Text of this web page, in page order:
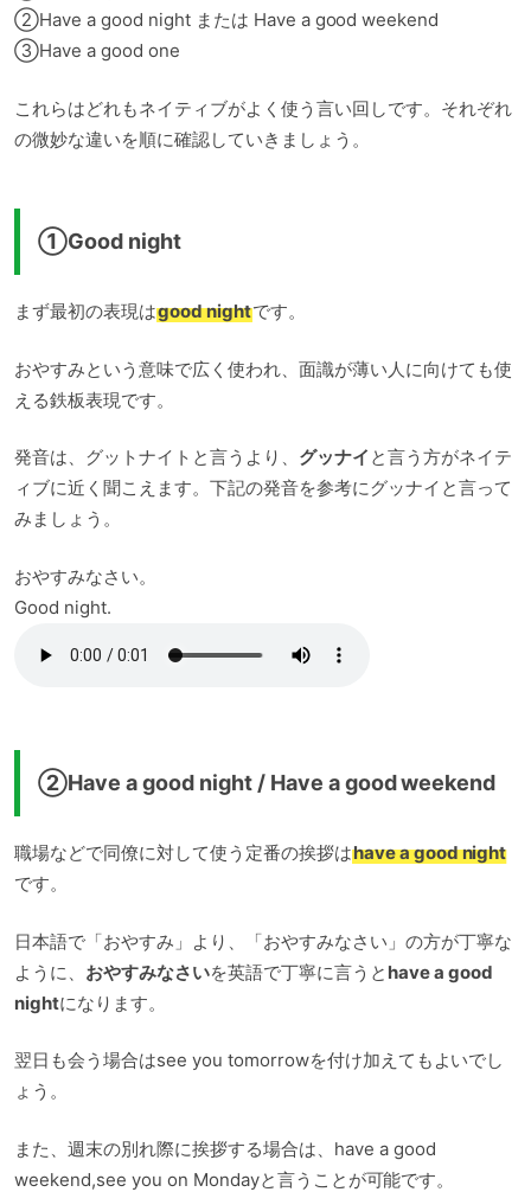
②Have a good night または Have a good weekend
③Have a good one
これらはどれもネイティブがよく使う言い回しです。それぞれ
の微妙な違いを順に確認していきましょう。
①Good night
まず最初の表現はgood nightです。
おやすみという意味で広く使われ、面識が薄い人に向けても使
える鉄板表現です。
発音は、グットナイトと言うより、 グッナイ と言う方がネイテ
ィブに近く聞こえます。下記の発音を参考にグッナイと言って
みましょう。
おやすみなさい。
Good night.
②Have a good night / Have a good weekend
職場などで同僚に対して使う定番の挨拶はhave a good night
です。
日本語で「おやすみ」より、「おやすみなさい」の方が丁寧な
ように、 おやすみなさいを英語で丁寧に言うと have a good
nightになります。
翌日も会う場合はsee you tomorrowを付け加えてもよいでし
ょう。
また、週末の別れ際に挨拶する場合は、have a good
weekend,see you on Mondayと言うことが可能です。